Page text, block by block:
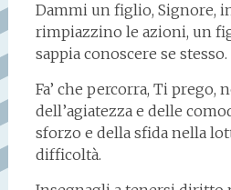
Dammi un figlio, Signore,
rimpiazzino le azioni, un
sappia conoscere se stesso.
Fa’ che percorra, Ti prego,
dell’agiatezza e delle
sforzo e della sfida nella
difficoltà.